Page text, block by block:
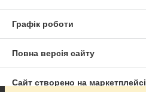
Графік роботи
Повна версія сайту
Сайт створено на маркетплейсі